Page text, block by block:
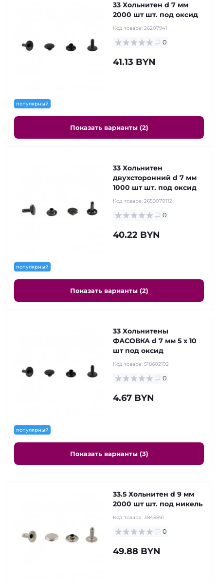
популярный
33 Хольнитен d 7 мм
2000 шт шт. под оксид
Код товара: 26207941
0
41.13 BYN
Показать варианты (2)
популярный
33 Хольнитен
двухсторонний d 7 мм
1000 шт шт. под оксид
Код товара: 2659070112
0
40.22 BYN
Показать варианты (2)
популярный
33 Хольнитены
ФАСОВКА d 7 мм 5 x 10
шт под оксид
Код товара: 518602192
0
4.67 BYN
Показать варианты (3)
33.5 Хольнитен d 9 мм
2000 шт шт. под никель
Код товара: 3848891
0
49.88 BYN